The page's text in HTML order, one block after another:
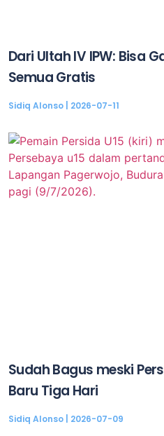
Dari Ultah IV IPW: Bisa
Semua Gratis
Sidiq Alonso 2026-07-11
Sudah Bagus meski
Baru Tiga Hari
Sidiq Alonso 2026-07-09